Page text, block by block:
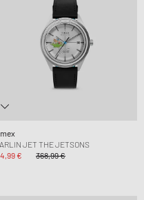
JET THE JETSONS
€
368,99 €